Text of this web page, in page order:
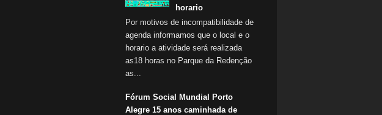
horario
Por motivos de incompatibilidade de
agenda informamos que o local e o
horario a atividade será realizada
as18 horas no Parque da Redenção
as...
Fórum Social Mundial Porto
Alegre 15 anos caminhada de